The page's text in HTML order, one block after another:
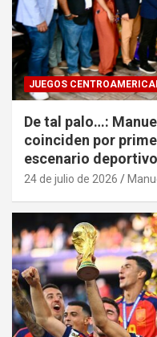
JUEGOS
De tal palo…:
coinciden por
escenario
24 de julio de 2026